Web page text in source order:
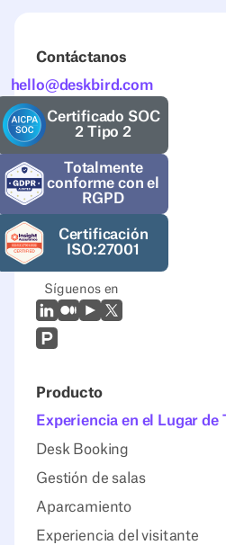
Contáctanos
hello@deskbird.com
Certificado SOC
2 Tipo 2
Totalmente
conforme con el
RGPD
Certificación
ISO:27001
Síguenos en
LinkedIn
Mediano
YoutubeX (Twitter)
Prodcut Hunt
Producto
Experiencia en el Lugar de
Desk Booking
Gestión de salas
Aparcamiento
Experiencia del visitante